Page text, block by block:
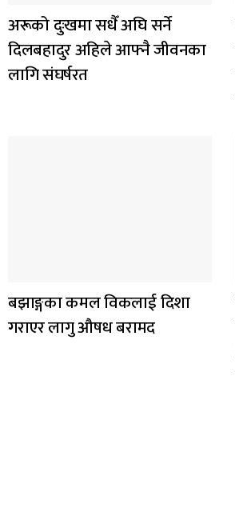
अरूको दुःखमा सधैँ अघि सर्ने
दिलबहादुर अहिले आफ्नै जीवनका
लागि संघर्षरत
बझाङ्गका कमल विकलाई दिशा
गराएर लागु औषध बरामद